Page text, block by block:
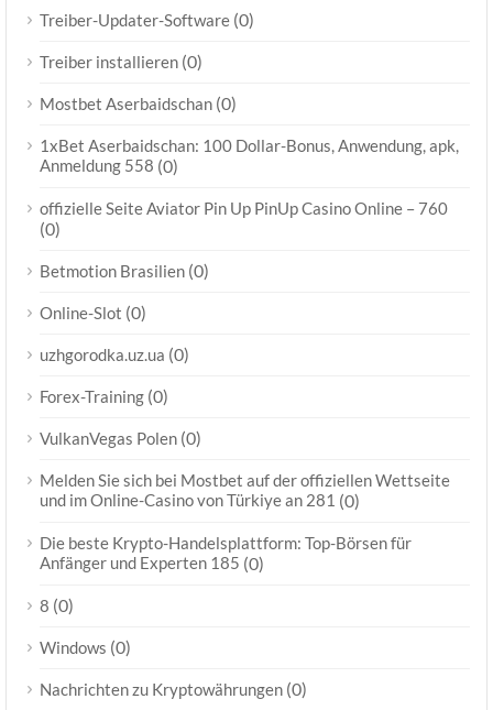
Treiber-Updater-Software (0)
Treiber installieren (0)
Mostbet Aserbaidschan (0)
1xBet Aserbaidschan: 100 Dollar-Bonus, Anwendung, apk,
Anmeldung 558 (0)
offizielle Seite Aviator Pin Up PinUp Casino Online – 760
(0)
Betmotion Brasilien (0)
Online-Slot (0)
uzhgorodka.uz.ua (0)
Forex-Training (0)
VulkanVegas Polen (0)
Melden Sie sich bei Mostbet auf der offiziellen Wettseite
und im Online-Casino von Türkiye an 281 (0)
Die beste Krypto-Handelsplattform: Top-Börsen für
Anfänger und Experten 185 (0)
8 (0)
Windows (0)
Nachrichten zu Kryptowährungen (0)